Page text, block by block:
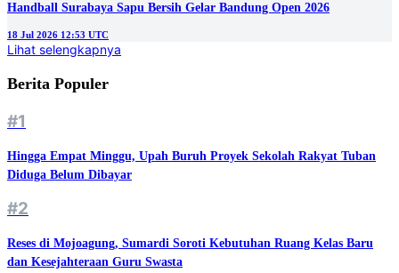
Handball Surabaya Sapu Bersih Gelar Bandung Open 2026
18 Jul 2026 12:53 UTC
Lihat selengkapnya
Berita Populer
#1
Hingga Empat Minggu, Upah Buruh Proyek Sekolah Rakyat Tuban
Diduga Belum Dibayar
#2
Reses di Mojoagung, Sumardi Soroti Kebutuhan Ruang Kelas Baru
dan Kesejahteraan Guru Swasta